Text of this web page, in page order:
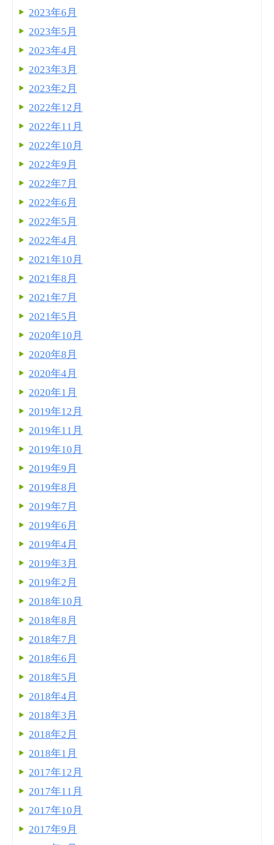
2023年6月
2023年5月
2023年4月
2023年3月
2023年2月
2022年12月
2022年11月
2022年10月
2022年9月
2022年7月
2022年6月
2022年5月
2022年4月
2021年10月
2021年8月
2021年7月
2021年5月
2020年10月
2020年8月
2020年4月
2020年1月
2019年12月
2019年11月
2019年10月
2019年9月
2019年8月
2019年7月
2019年6月
2019年4月
2019年3月
2019年2月
2018年10月
2018年8月
2018年7月
2018年6月
2018年5月
2018年4月
2018年3月
2018年2月
2018年1月
2017年12月
2017年11月
2017年10月
2017年9月